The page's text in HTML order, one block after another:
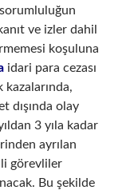
ve izler dahil
koşuluna
idari para cezası
dışında olay
3 yıla kadar
ayrılan
görevliler
Bu şekilde